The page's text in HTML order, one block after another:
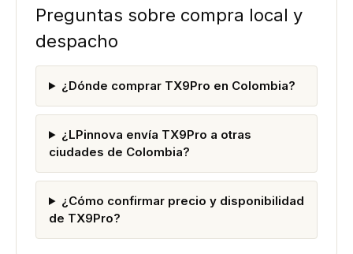
Preguntas sobre compra local y
despacho
¿Dónde comprar TX9Pro en Colombia?
¿LPinnova envía TX9Pro a otras
ciudades de Colombia?
¿Cómo confirmar precio y disponibilidad
de TX9Pro?